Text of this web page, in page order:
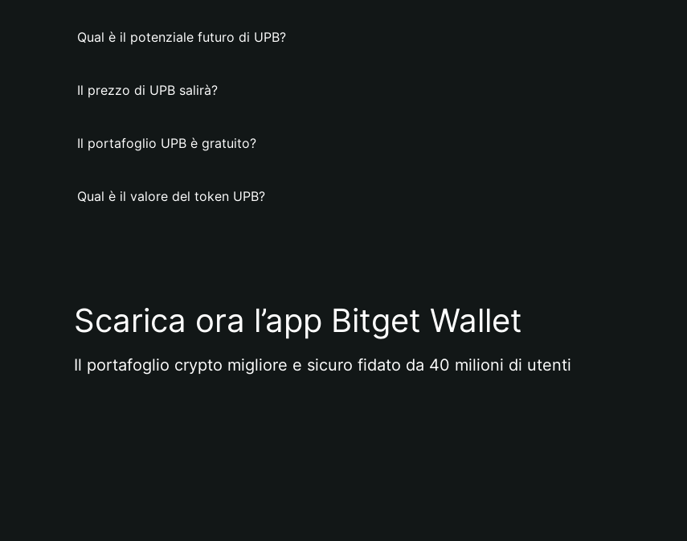
Qual è il potenziale futuro di UPB?
Il prezzo di UPB salirà?
Il portafoglio UPB è gratuito?
Qual è il valore del token UPB?
Scarica ora l’app Bitget Wallet
Il portafoglio crypto migliore e sicuro fidato da 40 milioni di utenti